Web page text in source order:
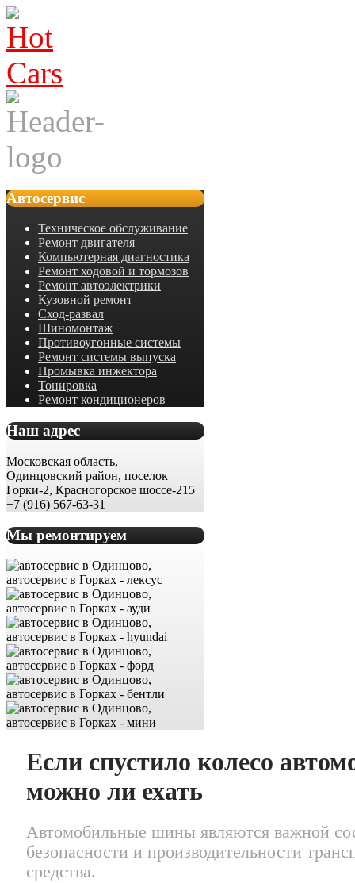
Автосервис
Техническое обслуживание
Ремонт двигателя
Компьютерная диагностика
Ремонт ходовой и тормозов
Ремонт автоэлектрики
Кузовной ремонт
Сход-развал
Шиномонтаж
Противоугонные системы
Ремонт системы выпуска
Промывка инжектора
Тонировка
Ремонт кондиционеров
Наш адрес
Московская область,
Одинцовский район, поселок
Горки-2, Красногорское шоссе-215
+7 (916) 567-63-31
Мы ремонтируем
Если спустило колесо
можно ли ехать
Автомобильные шины являются важной
безопасности и производительности
средства.